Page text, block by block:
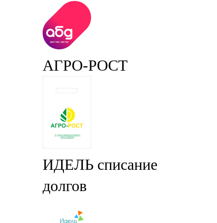
АГРО-РОСТ
ИДЕЛЬ списание
долгов